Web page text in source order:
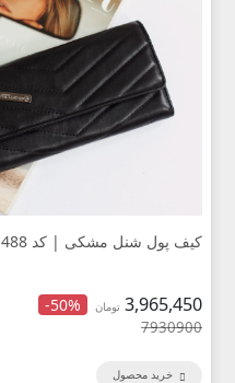
کیف پول شنل مشکی | کد 488
3,965,450 تومان -50%
7930900
خرید محصول